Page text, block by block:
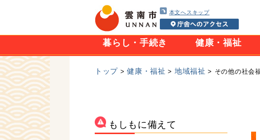
本文へスキップ
暮らし・手続き 健康・福祉
トップ >健康・福祉 > 地域福祉 > その他の社会
もしもに備えて